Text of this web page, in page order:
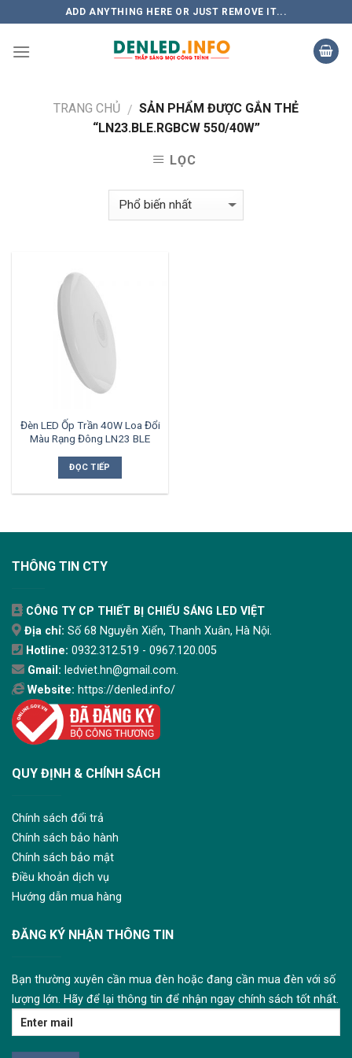
to
content
ADD ANYTHING HERE OR JUST REMOVE IT...
TRANG CHỦ / SẢN PHẨM ĐƯỢC GẮN THẺ
“LN23.BLE.RGBCW 550/40W”
LỌC
Đèn LED Ốp Trần 40W Loa Đổi
Màu Rạng Đông LN23 BLE
ĐỌC TIẾP
THÔNG TIN CTY
CÔNG TY CP THIẾT BỊ CHIẾU SÁNG LED VIỆT
Địa chỉ: Số 68 Nguyễn Xiển, Thanh Xuân, Hà Nội.
Hotline: 0932.312.519 - 0967.120.005
Gmail: ledviet.hn@gmail.com.
Website: https://denled.info/
QUY ĐỊNH & CHÍNH SÁCH
Chính sách đổi trả
Chính sách bảo hành
Chính sách bảo mật
Điều khoản dịch vụ
Hướng dẫn mua hàng
ĐĂNG KÝ NHẬN THÔNG TIN
Bạn thường xuyên cần mua đèn hoặc đang cần mua đèn với số
lượng lớn. Hãy để lại thông tin để nhận ngay chính sách tốt nhất.